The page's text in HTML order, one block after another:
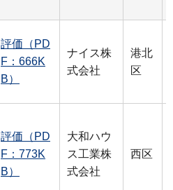
評価（PD
F：666K
B）
ナイス株
式会社
港北
区
評価（PD
F：773K
B）
大和ハウ
ス工業株
式会社
西区